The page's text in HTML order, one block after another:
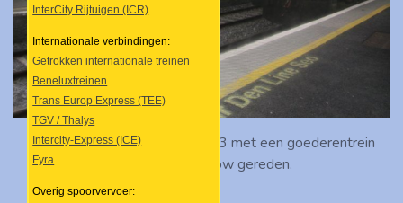
Loc 234 komt op 30 april 2013 met een goederentrein
door station Carlow gereden.
InterCity Rijtuigen (ICR)
Internationale verbindingen:
Getrokken internationale treinen
Beneluxtreinen
Trans Europ Express (TEE)
TGV / Thalys
Intercity-Express (ICE)
Fyra
Overig spoorvervoer: